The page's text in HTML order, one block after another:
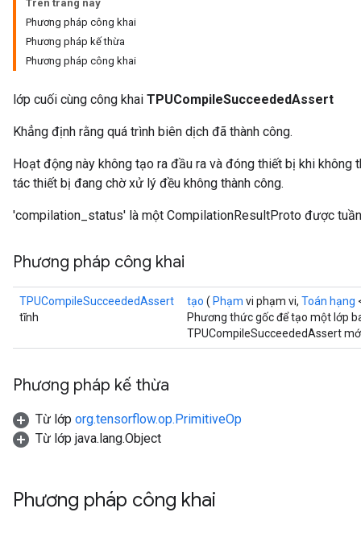
Trên trang này
Phương pháp công khai
Phương pháp kế thừa
Phương pháp công khai
lớp cuối cùng công khai TPUCompileSucceededAssert
Khẳng định rằng quá trình biên dịch đã thành công.
Hoạt động này không tạo ra đầu ra và đóng thiết bị khi
tác thiết bị đang chờ xử lý đều không thành công.
'compilation_status' là một CompilationResultProto được
Phương pháp công khai
TPUCompileSucceededAssert
tĩnh
tạo ( Phạm vi phạm vi, Toán hạng
Phương thức gốc để tạo một lớp
TPUCompileSucceededAssert
Phương pháp kế thừa
Từ lớp org.tensorflow.op.PrimitiveOp
Từ lớp java.lang.Object
Phương pháp công khai